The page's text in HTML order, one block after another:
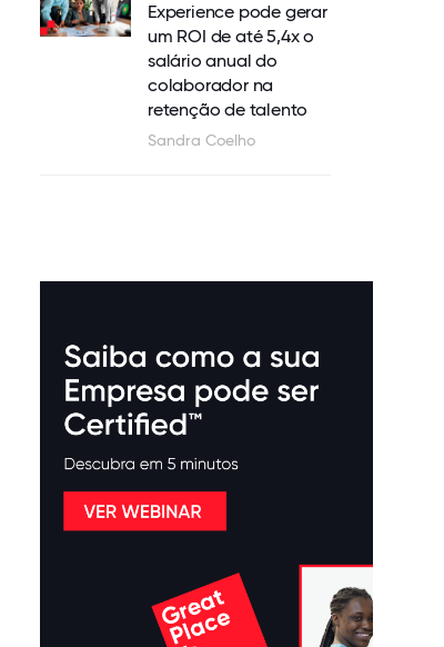
Experience pode gerar
um ROI de até 5,4x o
salário anual do
colaborador na
retenção de talento
Sandra Coelho